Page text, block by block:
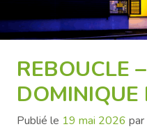
REBOUCLE
DOMINIQUE
Publié le 19 mai 2026 par